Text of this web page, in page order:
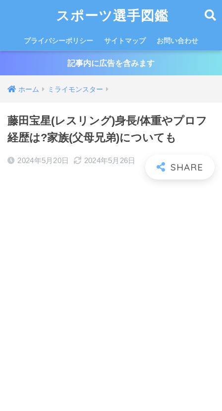
スポーツ選手図鑑
プライバシーポリシー サイトマップ お問い合わせ
記事内に広告を含みます
ホーム ミライモンスター
藤田宝星(レスリング)身長/体重やプロフ
経歴は?家族(父母兄弟)についても
2024年5月20日 2024年5月26日